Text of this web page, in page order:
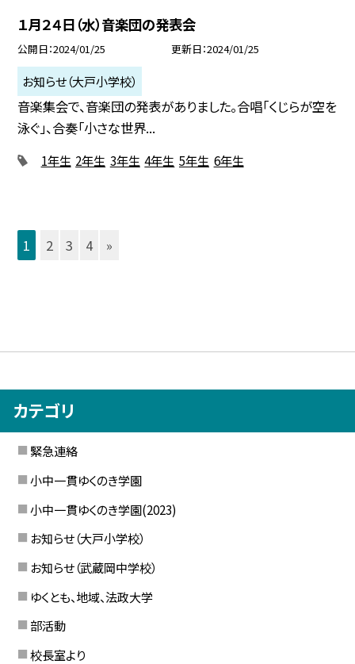
１月２４日（水）音楽団の発表会
公開日 2024/01/25 更新日 2024/01/25
お知らせ（大戸小学校）
音楽集会で、音楽団の発表がありました。合唱「くじらが空を
泳ぐ」、合奏「小さな世界...
1年生 2年生 3年生 4年生 5年生 6年生
1 2 3 4 »
カテゴリ
緊急連絡
小中一貫ゆくのき学園
小中一貫ゆくのき学園(2023)
お知らせ（大戸小学校）
お知らせ（武蔵岡中学校）
ゆくとも、地域、法政大学
部活動
校長室より